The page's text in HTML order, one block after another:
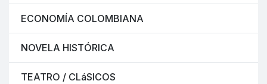
ECONOMÍA COLOMBIANA
NOVELA HISTÓRICA
TEATRO / CLáSICOS